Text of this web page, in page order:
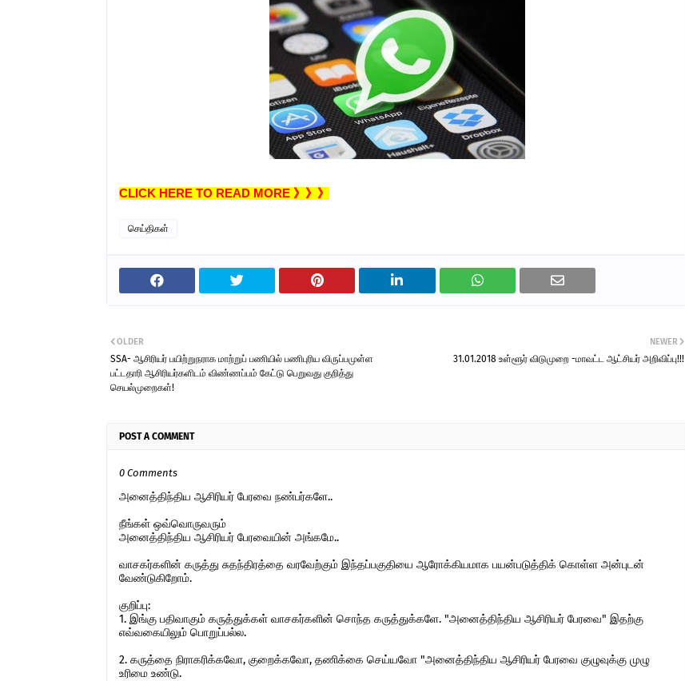
CLICK HERE TO READ MORE 》》》
செய்திகள்
NEWER
31.01.2018 உள்ளூர் விடுமுறை -மாவட்ட ஆட்சியர் அறிவிப்பு!!!
OLDER
SSA- ஆசிரியர் பயிற்றுநராக மாற்றுப் பணியில் பணிபுரிய விருப்பமுள்ள
பட்டதாரி ஆசிரியர்களிடம் விண்ணப்பம் கேட்டு பெறுவது குறித்து
செயல்முறைகள்!
POST A COMMENT
0 Comments
அனைத்திந்திய ஆசிரியர் பேரவை நண்பர்களே..
நீங்கள் ஒவ்வொருவரும்
அனைத்திந்திய ஆசிரியர் பேரவையின் அங்கமே..
வாசகர்களின் கருத்து சுதந்திரத்தை வரவேற்கும் இந்தப்பகுதியை ஆரோக்கியமாக பயன்படுத்திக் கொள்ள அன்புடன்
வேண்டுகிறோம்.
குறிப்பு:
1. இங்கு பதிவாகும் கருத்துக்கள் வாசகர்களின் சொந்த கருத்துக்களே. "அனைத்திந்திய ஆசிரியர் பேரவை" இதற்கு
எவ்வகையிலும் பொறுப்பல்ல.
2. கருத்தை நிராகரிக்கவோ, குறைக்கவோ, தணிக்கை செய்யவோ "அனைத்திந்திய ஆசிரியர் பேரவை குழுவுக்கு முழு
உரிமை உண்டு.